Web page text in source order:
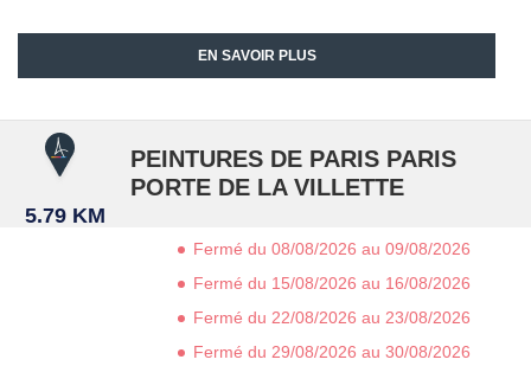
EN SAVOIR PLUS
5.79 KM
PEINTURES DE PARIS PARIS
PORTE DE LA VILLETTE
Fermé du 08/08/2026 au 09/08/2026
Fermé du 15/08/2026 au 16/08/2026
Fermé du 22/08/2026 au 23/08/2026
Fermé du 29/08/2026 au 30/08/2026